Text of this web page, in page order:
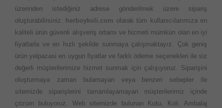
üzerinden istediğiniz adrese gönderilmek üzere sipariş
oluşturabilirsiniz.
herboykoli.com olarak tüm kullanıcılarımıza en
kaliteli ürün güvenli alışveriş ortamı ve hizmeti mümkün olan en iyi
fiyatlarla ve en hızlı şekilde sunmaya çalışmaktayız. Çok geniş
ürün yelpazasi en uygun fiyatlar ve farklı ödeme seçenekleri ile siz
değerli müşterilerimize hizmet sunmak için çalışıyoruz. Siparişini
oluşturmaya zaman bulamayan veya benzeri sebepler ile
sitemizde siparişlerini tamamlayamayan müşterilerimiz içinde
çözüm buluyoruz. Web sitemizde bulunan Kutu, Koli, Ambalaj